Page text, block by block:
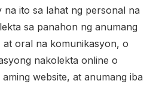
na ito sa lahat ng personal na
sa panahon ng anumang
oral na komunikasyon, o
nakolekta online o
website, at anumang iba